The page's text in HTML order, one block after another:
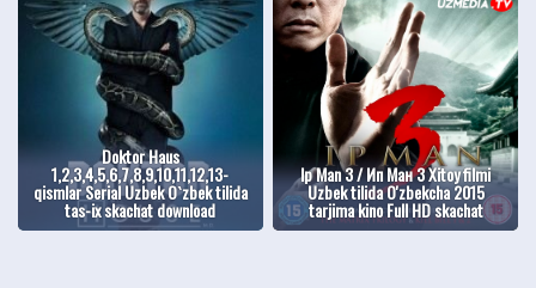
Doktor Haus
1,2,3,4,5,6,7,8,9,10,11,12,13-
qismlar Serial Uzbek O`zbek tilida
tas-ix skachat download
Ip Man 3 / Ип Ман 3 Xitoy filmi
Uzbek tilida O'zbekcha 2015
tarjima kino Full HD skachat